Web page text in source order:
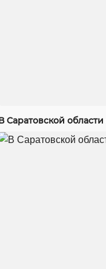
Саратовской